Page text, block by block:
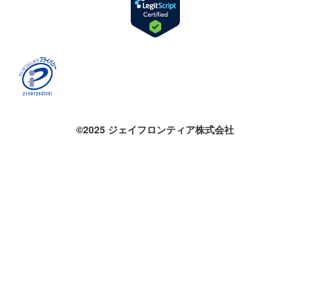
©2025 ジェイフロンティア株式会社